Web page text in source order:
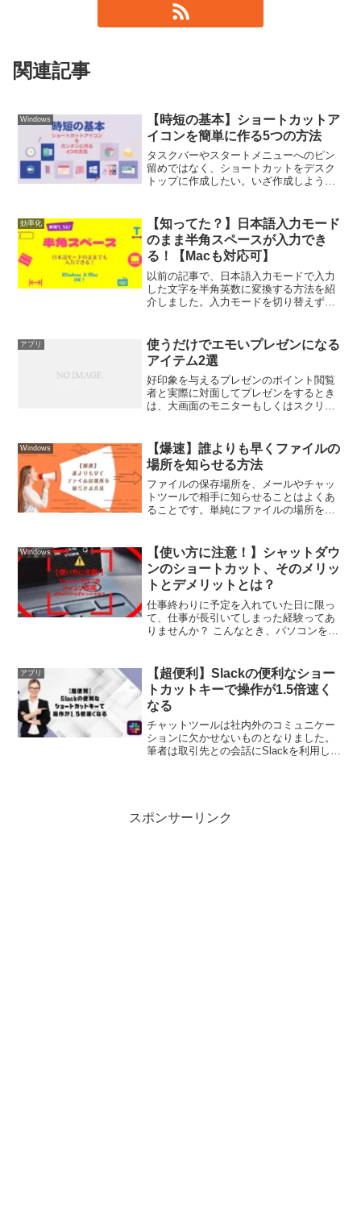
関連記事
Windows
【時短の基本】ショートカットア
イコンを簡単に作る5つの方法
タスクバーやスタートメニューへのピン
留めではなく、ショートカットをデスク
トップに作成したい。いざ作成しようと
恥ずかしいと思ってしまいますよね。シ
ョートカットを作成する方...
効率化
【知ってた？】日本語入力モード
のまま半角スペースが入力でき
る！【Macも対応可】
以前の記事で、日本語入力モードで入力
した文字を半角英数に変換する方法を紹
介しました。入力モードを切り替えず
いものがあります。それは半角スペース
です。全角文字であれば、全...
アプリ
使うだけでエモいプレゼンになる
アイテム2選
好印象を与えるプレゼンのポイント閲覧
者と実際に対面してプレゼンをするとき
は、大画面のモニターもしくはスクリー
立つプレゼン中は感じのいい人を見つけ
て、3秒間目を合わす表情...
Windows
【爆速】誰よりも早くファイルの
場所を知らせる方法
ファイルの保存場所を、メールやチャッ
トツールで相手に知らせることはよくあ
ることです。単純にファイルの場所を知
すが場合によっては、リンクをクリック
したら直接ファイルが開く...
Windows
【使い方に注意！】シャットダウ
ンのショートカット、そのメリッ
トとデメリットとは？
仕事終わりに予定を入れていた日に限っ
て、仕事が長引いてしまった経験ってあ
りませんか？ こんなとき、パソコンをシ
シャットダウンのアイコンを作ってみま
せんか？作成したアイコ...
アプリ
【超便利】Slackの便利なショー
トカットキーで操作が1.5倍速く
なる
チャットツールは社内外のコミュニケー
ションに欠かせないものとなりました。
筆者は取引先との会話にSlackを利用して
スポンサーリンク